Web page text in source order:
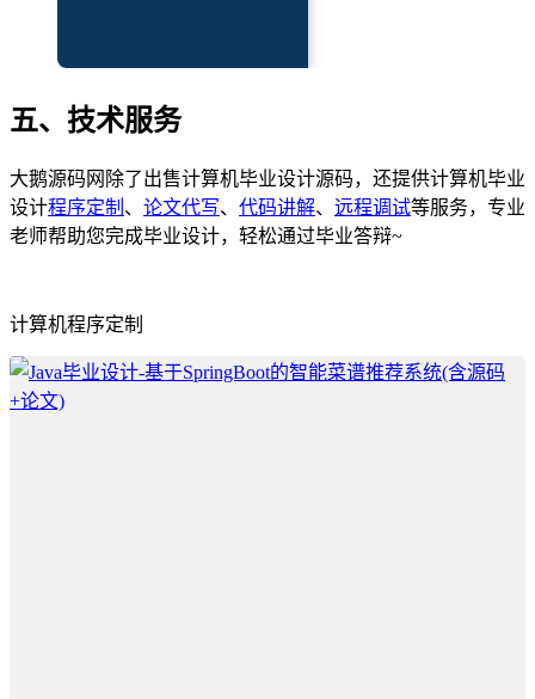
五、技术服务
大鹅源码网除了出售计算机毕业设计源码，还提供计算机毕业
设计程序定制 、 论文代写、 代码讲解、 远程调试等服务，专业
老师帮助您完成毕业设计，轻松通过毕业答辩~
计算机程序定制